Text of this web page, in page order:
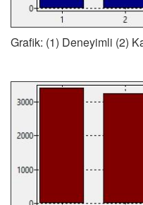
Grafik: (1) Deneyimli (2)